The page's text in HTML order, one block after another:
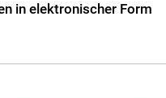
in elektronischer Form